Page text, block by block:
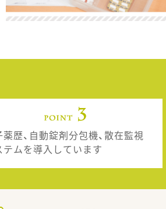
薬歴、自動錠剤分包機、散在監視
テムを導入しています